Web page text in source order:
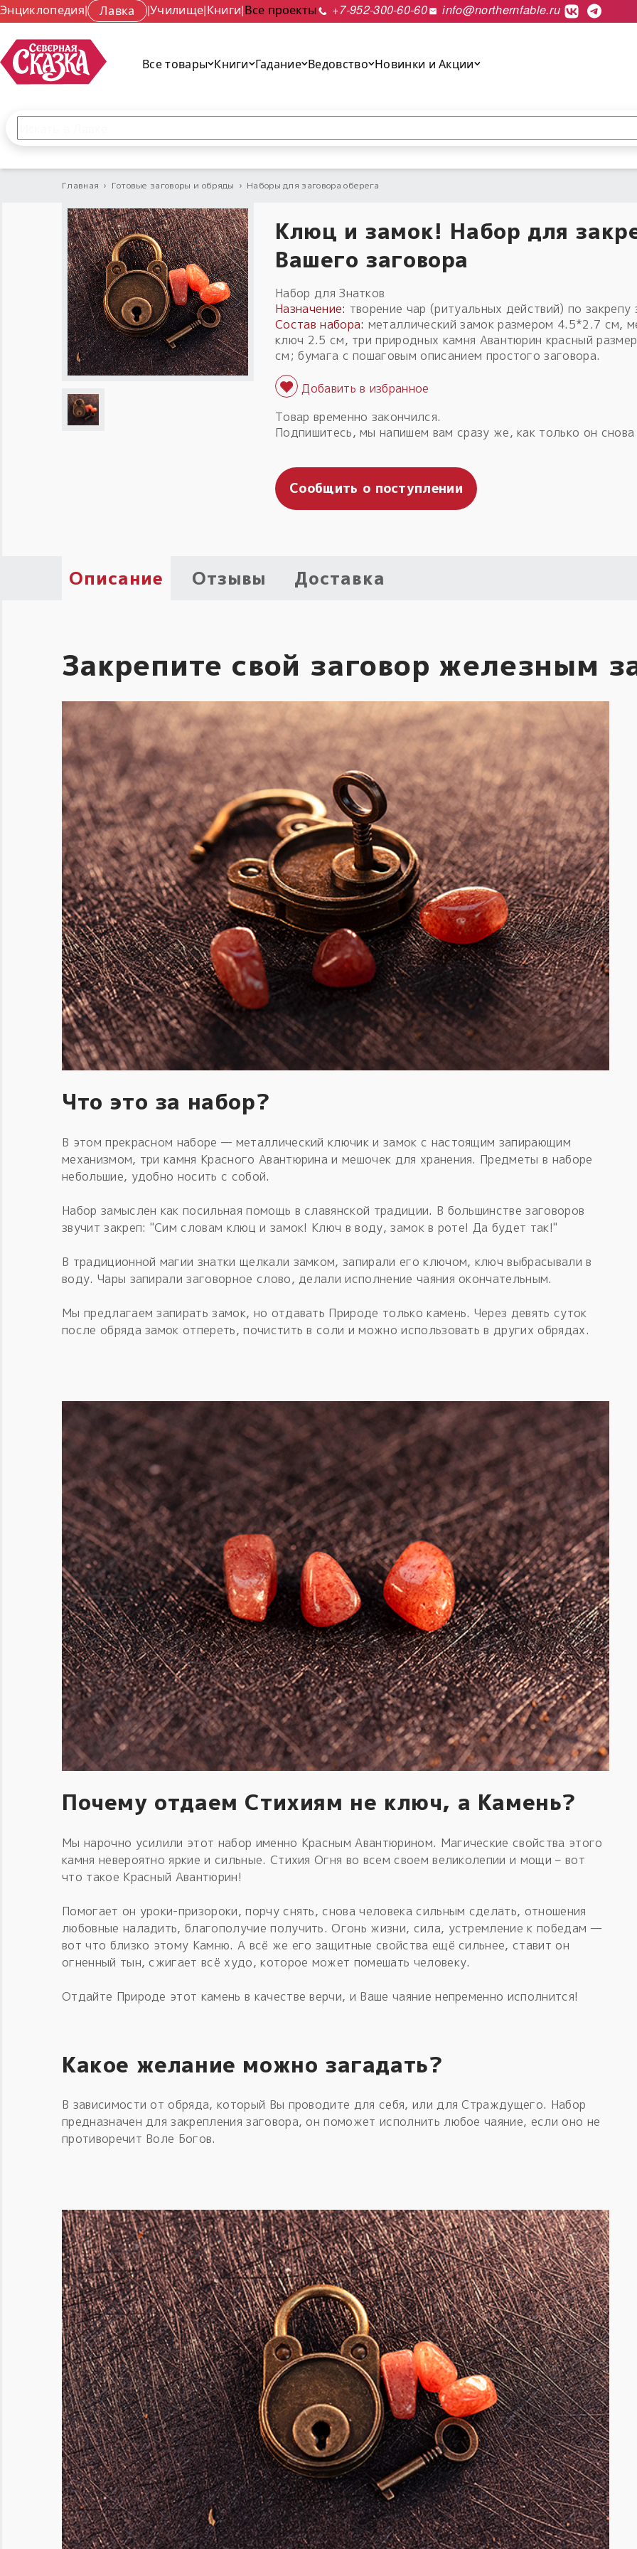
Энциклопедия| Лавка |Училище|Книги|Все проекты +7-952-300-60-60 info@northernfable.ru
Все товары Книги Гадание Ведовство Новинки и Акции
Главная › Готовые заговоры и обряды › Наборы для заговора оберега
Клюц и замок! Набор для
Вашего заговора
Набор для Знатков
Назначение: творение чар (ритуальных действий) по закрепу
Состав набора: металлический замок размером 4.5*2.7 см,
ключ 2.5 см, три природных камня Авантюрин красный
см; бумага с пошаговым описанием простого заговора.
Товар временно закончился.
Подпишитесь, мы напишем вам сразу же, как только он снова
Сообщить о поступлении
Описание Отзывы Доставка
Закрепите свой заговор железным
Что это за набор?
В этом прекрасном наборе — металлический ключик и замок с настоящим запирающим
механизмом, три камня Красного Авантюрина и мешочек для хранения. Предметы в наборе
небольшие, удобно носить с собой.
Набор замыслен как посильная помощь в славянской традиции. В большинстве заговоров
звучит закреп: "Сим словам клюц и замок! Ключ в воду, замок в роте! Да будет так!"
В традиционной магии знатки щелкали замком, запирали его ключом, ключ выбрасывали в
воду. Чары запирали заговорное слово, делали исполнение чаяния окончательным.
Мы предлагаем запирать замок, но отдавать Природе только камень. Через девять суток
после обряда замок отпереть, почистить в соли и можно использовать в других обрядах.
Почему отдаем Стихиям не ключ, а Камень?
Мы нарочно усилили этот набор именно Красным Авантюрином. Магические свойства этого
камня невероятно яркие и сильные. Стихия Огня во всем своем великолепии и мощи – вот
что такое Красный Авантюрин!
Помогает он уроки-призороки, порчу снять, снова человека сильным сделать, отношения
любовные наладить, благополучие получить. Огонь жизни, сила, устремление к победам —
вот что близко этому Камню. А всё же его защитные свойства ещё сильнее, ставит он
огненный тын, сжигает всё худо, которое может помешать человеку.
Отдайте Природе этот камень в качестве верчи, и Ваше чаяние непременно исполнится!
Какое желание можно загадать?
В зависимости от обряда, который Вы проводите для себя, или для Страждущего. Набор
предназначен для закрепления заговора, он поможет исполнить любое чаяние, если оно не
противоречит Воле Богов.